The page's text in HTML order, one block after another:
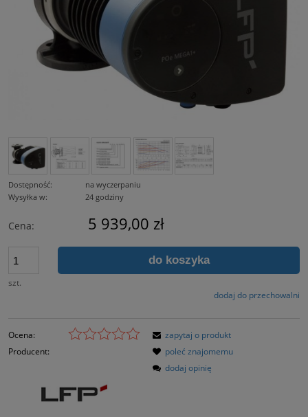
Dostępność:
na wyczerpaniu
Wysyłka w:
24 godziny
Cena: 5 939,00 zł
szt.
do koszyka
dodaj do przechowalni
Ocena:
Producent:
zapytaj o produkt
poleć znajomemu
dodaj opinię